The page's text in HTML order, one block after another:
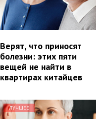
Верят, что приносят
болезни: этих пяти
вещей не найти в
квартирах китайцев
ЛУЧШЕЕ